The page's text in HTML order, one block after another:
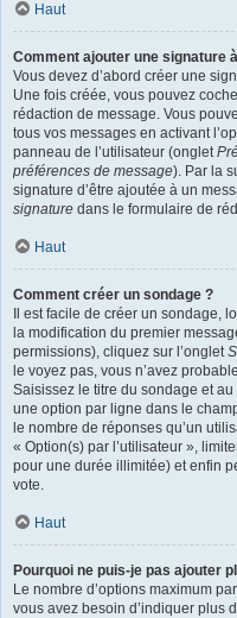
Haut
Comment ajouter une signature
Vous devez d’abord créer une
Une fois créée, vous pouvez
rédaction de message. Vous
tous vos messages en activant
panneau de l’utilisateur (onglet
préférences de message). Par la
signature d’être ajoutée à un
signature dans le formulaire de
Haut
Comment créer un sondage ?
Il est facile de créer un sondage,
la modification du premier
permissions), cliquez sur l’onglet
le voyez pas, vous n’avez
Saisissez le titre du sondage et
une option par ligne dans le
le nombre de réponses qu’un
« Option(s) par l’utilisateur »,
pour une durée illimitée) et enfin
vote.
Haut
Pourquoi ne puis-je pas ajouter
Le nombre d’options maximum
vous avez besoin d’indiquer plus